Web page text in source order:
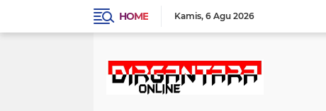
HOME Kamis 6 Agu 2026